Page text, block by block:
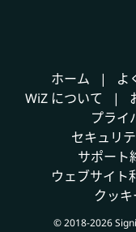
ホーム よ
WiZ について
プライ
セキュリ
サポート
ウェブサイト
クッ
© 2018-2026